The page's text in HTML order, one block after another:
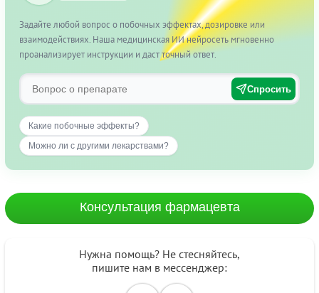
Задайте любой вопрос о побочных эффектах, дозировке или
взаимодействиях. Наша медицинская ИИ нейросеть мгновенно
проанализирует инструкции и даст точный ответ.
Спросить
Какие побочные эффекты?
Можно ли с другими лекарствами?
Консультация фармацевта
Нужна помощь? Не стесняйтесь,
пишите нам в мессенджер: